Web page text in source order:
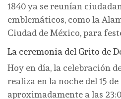
1840 ya se reunían
emblemáticos, como la
Ciudad de México, para
La ceremonia del Grito de
Hoy en día, la celebración
realiza en la noche del 15
aproximadamente a las